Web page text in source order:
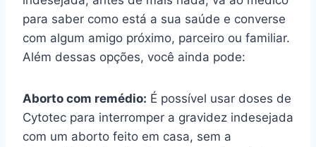
para saber como está a sua saúde e converse
com algum amigo próximo, parceiro ou familiar.
Além dessas opções, você ainda pode:
Aborto com remédio: É possível usar doses de
Cytotec para interromper a gravidez indesejada
com um aborto feito em casa, sem a